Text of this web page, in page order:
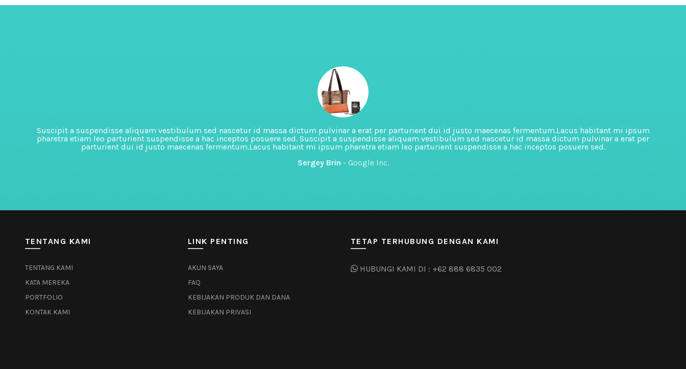
Suscipit a suspendisse aliquam vestibulum sed nascetur id massa dictum pulvinar a erat per parturient dui id justo maecenas fermentum.Lacus habitant mi ipsum
pharetra etiam leo parturient suspendisse a hac inceptos posuere sed. Suscipit a suspendisse aliquam vestibulum sed nascetur id massa dictum pulvinar a erat per
parturient dui id justo maecenas fermentum.Lacus habitant mi ipsum pharetra etiam leo parturient suspendisse a hac inceptos posuere sed.
Sergey Brin
Google Inc.
TENTANG KAMI
TENTANG KAMI
KATA MEREKA
PORTFOLIO
KONTAK KAMI
LINK PENTING
AKUN SAYA
FAQ
KEBIJAKAN PRODUK DAN DANA
KEBIJAKAN PRIVASI
TETAP TERHUBUNG DENGAN KAMI
HUBUNGI KAMI DI : +62 888 6835 002